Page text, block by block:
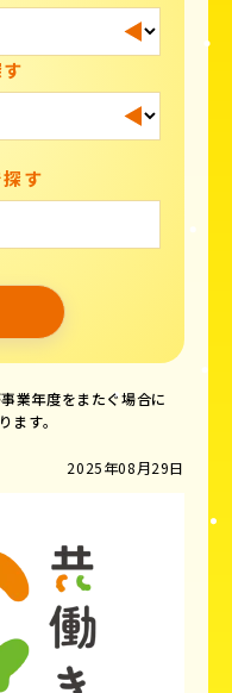
す
業年度をまたぐ場合に
ます。
2025年08月29日